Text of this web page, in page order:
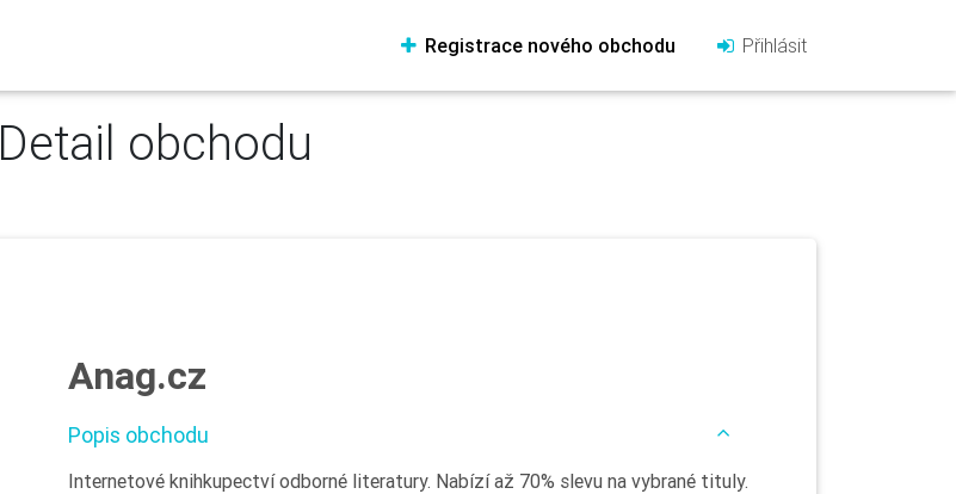
Registrace nového obchodu Přihlásit
Detail obchodu
Anag.cz
Popis obchodu
Internetové knihkupectví odborné literatury. Nabízí až 70% slevu na vybrané tituly.